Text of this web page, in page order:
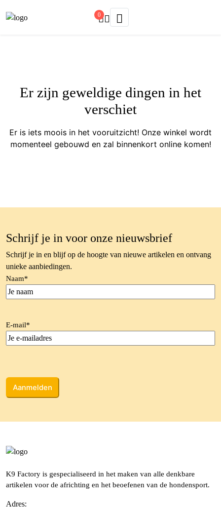
0
Er zijn geweldige dingen in het
verschiet
Er is iets moois in het vooruitzicht! Onze winkel wordt
momenteel gebouwd en zal binnenkort online komen!
Schrijf je in voor onze nieuwsbrief
Schrijf je in en blijf op de hoogte van nieuwe artikelen en ontvang
unieke aanbiedingen.
Naam*
E-mail*
K9 Factory is gespecialiseerd in het maken van alle denkbare
artikelen voor de africhting en het beoefenen van de hondensport.
Adres: